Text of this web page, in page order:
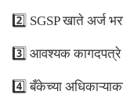
2️⃣ SGSPखाते अर्ज
3️⃣ आवश्यक कागदपत्रे
4️⃣बँकेच्या